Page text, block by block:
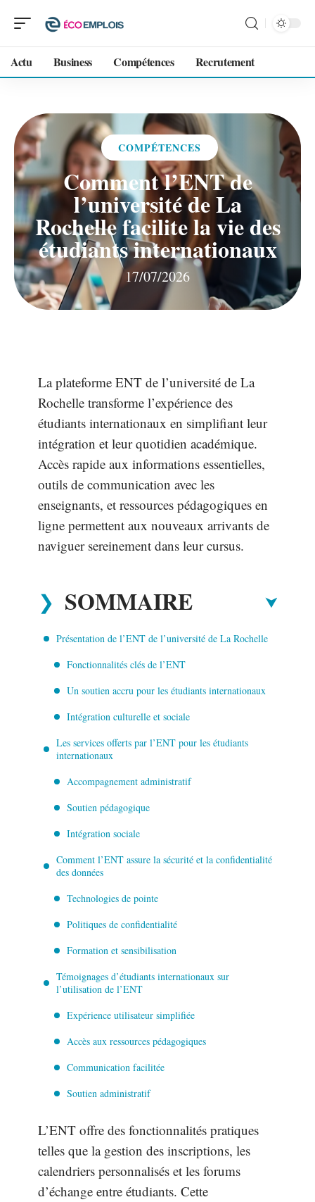
Actu Business Compétences Recrutement
COMPÉTENCES
Comment l’ENT de
l’université de La
Rochelle facilite la vie des
étudiants internationaux
17/07/2026
La plateforme ENT de l’université de La
Rochelle transforme l’expérience des
étudiants internationaux en simplifiant leur
intégration et leur quotidien académique.
Accès rapide aux informations essentielles,
outils de communication avec les
enseignants, et ressources pédagogiques en
ligne permettent aux nouveaux arrivants de
naviguer sereinement dans leur cursus.
SOMMAIRE
Présentation de l’ENT de l’université de La Rochelle
Fonctionnalités clés de l’ENT
Un soutien accru pour les étudiants internationaux
Intégration culturelle et sociale
Les services offerts par l’ENT pour les étudiants
internationaux
Accompagnement administratif
Soutien pédagogique
Intégration sociale
Comment l’ENT assure la sécurité et la confidentialité
des données
Technologies de pointe
Politiques de confidentialité
Formation et sensibilisation
Témoignages d’étudiants internationaux sur
l’utilisation de l’ENT
Expérience utilisateur simplifiée
Accès aux ressources pédagogiques
Communication facilitée
Soutien administratif
L’ENT offre des fonctionnalités pratiques
telles que la gestion des inscriptions, les
calendriers personnalisés et les forums
d’échange entre étudiants. Cette